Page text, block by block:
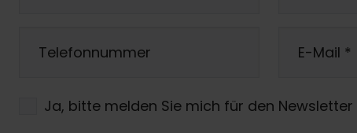
Telefonnummer E-Mail *
Ja, bitte melden Sie mich für den Newsletter